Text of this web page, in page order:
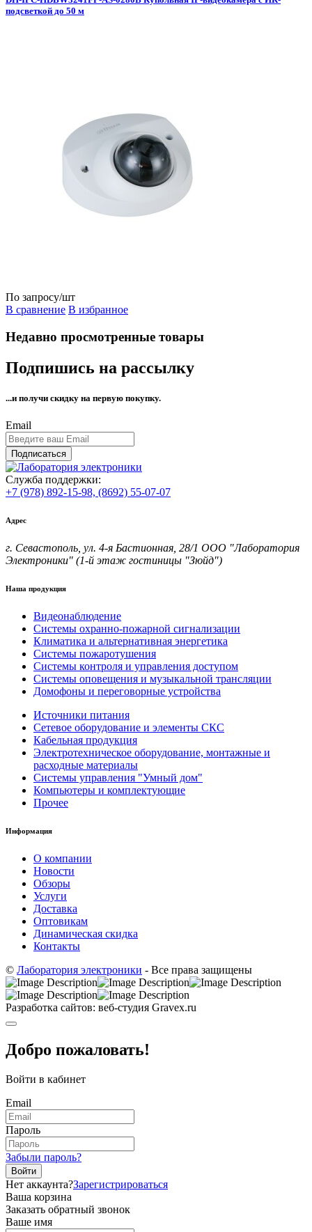
подсветкой до 50 м
По запросу/шт
В сравнение В избранное
Недавно просмотренные товары
Подпишись на рассылку
...и получи скидку на первую покупку.
Email
Подписаться
Служба поддержки:
+7 (978) 892-15-98, (8692) 55-07-07
Адрес
г. Севастополь, ул. 4-я Бастионная, 28/1 ООО "Лаборатория
Электроники" (1-й этаж гостиницы "Зюйд")
Наша продукция
Видеонаблюдение
Системы охранно-пожарной сигнализации
Климатика и альтернативная энергетика
Системы пожаротушения
Системы контроля и управления доступом
Системы оповещения и музыкальной трансляции
Домофоны и переговорные устройства
Источники питания
Сетевое оборудование и элементы СКС
Кабельная продукция
Электротехническое оборудование, монтажные и
расходные материалы
Системы управления "Умный дом"
Компьютеры и комплектующие
Прочее
Информация
О компании
Новости
Обзоры
Услуги
Доставка
Оптовикам
Динамическая скидка
Контакты
© Лаборатория электроники - Все права защищены
Разработка сайтов: веб-студия Gravex.ru
Добро пожаловать!
Войти в кабинет
Email
Пароль
Забыли пароль?
Войти
Нет аккаунта?Зарегистрироваться
Ваша корзина
Заказать обратный звонок
Ваше имя